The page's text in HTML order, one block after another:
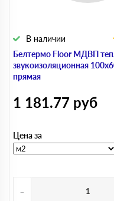
Белтермо Floor МДВП
звукоизоляционная
прямая
В наличии
1 181.77 руб
Цена за
-